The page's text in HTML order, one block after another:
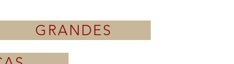
GRANDES